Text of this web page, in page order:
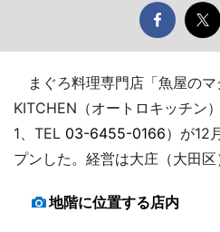
まぐろ料理専門店「魚屋の
KITCHEN（オートロキッチン
1、TEL 03-6455-0166）が12
プンした。経営は大庄（大田区
地階に位置する店内